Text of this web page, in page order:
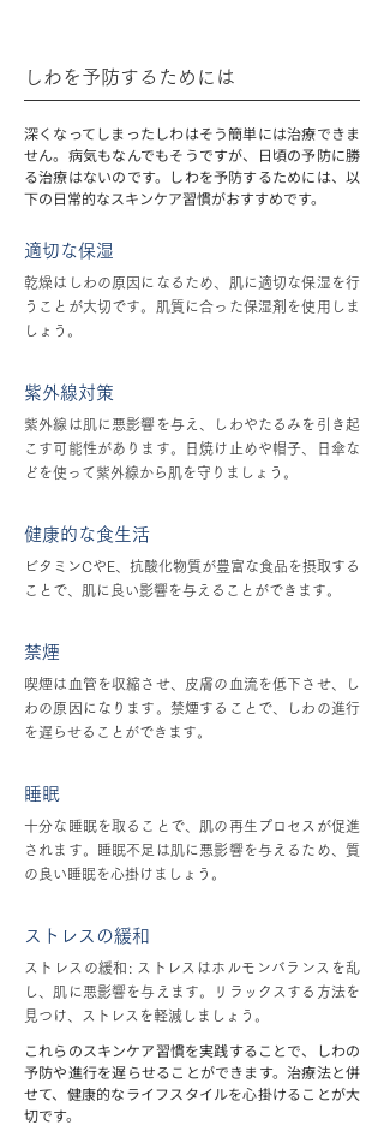
しわを予防するためには
深くなってしまったしわはそう簡単には治療できま
せん。病気もなんでもそうですが、日頃の予防に勝
る治療はないのです。しわを予防するためには、以
下の日常的なスキンケア習慣がおすすめです。
適切な保湿
乾燥はしわの原因になるため、肌に適切な保湿を行
うことが大切です。肌質に合った保湿剤を使用しま
しょう。
紫外線対策
紫外線は肌に悪影響を与え、しわやたるみを引き起
こす可能性があります。日焼け止めや帽子、日傘な
どを使って紫外線から肌を守りましょう。
健康的な食生活
ビタミンCやE、抗酸化物質が豊富な食品を摂取する
ことで、肌に良い影響を与えることができます。
禁煙
喫煙は血管を収縮させ、皮膚の血流を低下させ、し
わの原因になります。禁煙することで、しわの進行
を遅らせることができます。
睡眠
十分な睡眠を取ることで、肌の再生プロセスが促進
されます。睡眠不足は肌に悪影響を与えるため、質
の良い睡眠を心掛けましょう。
ストレスの緩和
ストレスの緩和: ストレスはホルモンバランスを乱
し、肌に悪影響を与えます。リラックスする方法を
見つけ、ストレスを軽減しましょう。
これらのスキンケア習慣を実践することで、しわの
予防や進行を遅らせることができます。治療法と併
せて、健康的なライフスタイルを心掛けることが大
切です。